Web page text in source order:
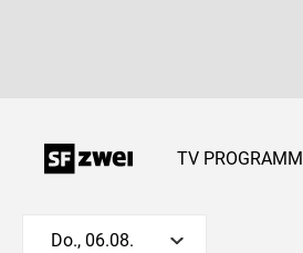
TV PROGRAMM
Do., 06.08.